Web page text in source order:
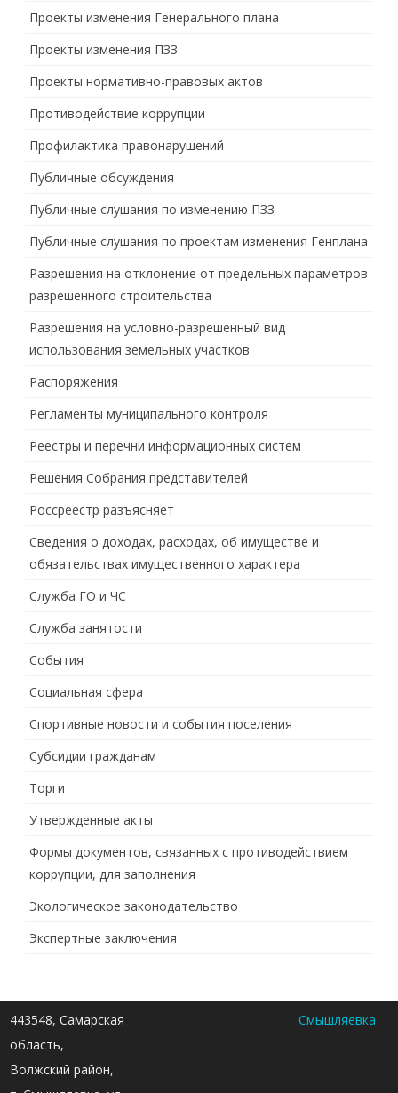
Проекты изменения Генерального плана
Проекты изменения ПЗЗ
Проекты нормативно-правовых актов
Противодействие коррупции
Профилактика правонарушений
Публичные обсуждения
Публичные слушания по изменению ПЗЗ
Публичные слушания по проектам изменения Генплана
Разрешения на отклонение от предельных параметров
разрешенного строительства
Разрешения на условно-разрешенный вид
использования земельных участков
Распоряжения
Регламенты муниципального контроля
Реестры и перечни информационных систем
Решения Собрания представителей
Россреестр разъясняет
Сведения о доходах, расходах, об имуществе и
обязательствах имущественного характера
Служба ГО и ЧС
Служба занятости
События
Социальная сфера
Спортивные новости и события поселения
Субсидии гражданам
Торги
Утвержденные акты
Формы документов, связанных с противодействием
коррупции, для заполнения
Экологическое законодательство
Экспертные заключения
443548, Самарская
область,
Волжский район,
Смышляевка